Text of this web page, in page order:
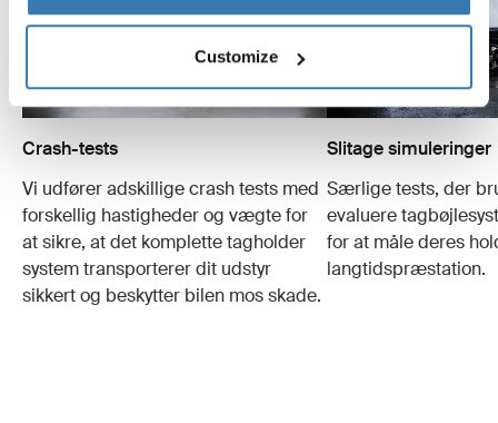
Customize
Crash-tests
Vi udfører adskillige crash tests med
forskellig hastigheder og vægte for
at sikre, at det komplette tagholder
system transporterer dit udstyr
sikkert og beskytter bilen mos skade.
Slitage simuleringer
Særlige tests, der
evaluere
for at måle deres
langtidspræstation.